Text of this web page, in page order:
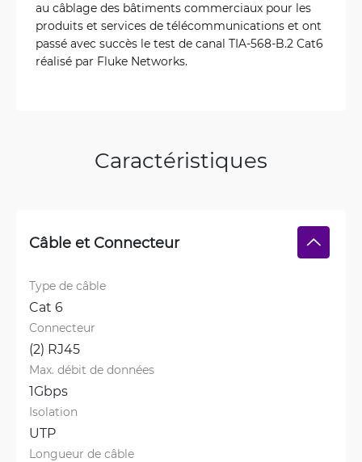
au câblage des bâtiments commerciaux pour les
produits et services de télécommunications et ont
passé avec succès le test de canal TIA-568-B.2 Cat6
réalisé par Fluke Networks.
Caractéristiques
Câble et Connecteur
Type de câble
Cat 6
Connecteur
(2) RJ45
Max. débit de données
1Gbps
Isolation
UTP
Longueur de câble